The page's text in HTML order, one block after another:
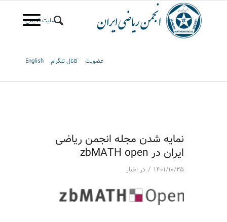
سایت قدیمی
عضویت کانال تلگرام English
نمایه شدن مجله انجمن ریاضی
ایران در zbMATH open
۱۴۰۱/۱۰/۲۵ / در اخبار